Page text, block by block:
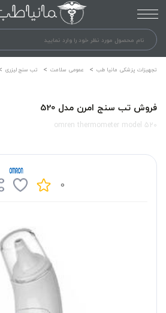
تجهیزات پزشکی مانیا طب عمومی سلامت تب سنج لیزری
فروش تب سنج امرن مدل 520
omren thermometer model 520
0